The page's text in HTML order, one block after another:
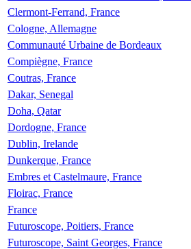
Clermont-Ferrand, France
Cologne, Allemagne
Communauté Urbaine de Bordeaux
Compiègne, France
Coutras, France
Dakar, Senegal
Doha, Qatar
Dordogne, France
Dublin, Irelande
Dunkerque, France
Embres et Castelmaure, France
Floirac, France
France
Futuroscope, Poitiers, France
Futuroscope, Saint Georges, France